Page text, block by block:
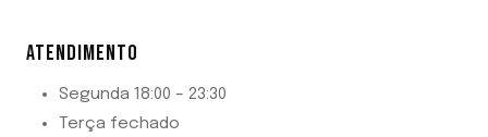
ATENDIMENTO
Segunda 18:00 – 23:30
Terça fechado